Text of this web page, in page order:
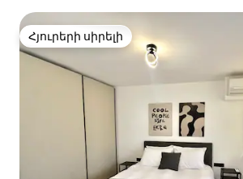
Հյուրերի սիրելի
Հյուրերի սիրելի